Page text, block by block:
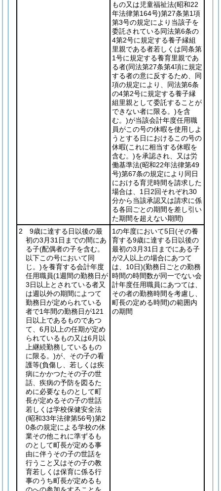
もの又は児童福祉法(昭和22
年法律第164号)第27条第1項
第3号の規定により当該子を
委託されている同法第6条の
4第2号に規定する養子縁組
里親である者若しくは同条第
1号に規定する養育里親であ
る者(同法第27条第4項に規定
する者の意に反するため、同
項の規定により、同法第6条
の4第2号に規定する養子縁
組里親として委託することが
できない者に限る。)を含
む。)が当該会計年度任用職
員がこの号の休暇を使用しよ
うとする日におけるこの号の
休暇(これに相当する休暇を
含む。)を承認され、又は労
働基準法(昭和22年法律第49
号)第67条の規定により同日
における育児時間を請求した
場合は、1日2回それぞれ30
分から当該承認又は請求に係
る各回ごとの期間を差し引い
た期間を超えない期間)
2 9歳に達する日以後の最
初の3月31日までの間にあ
る子(配偶者の子を含む。
以下この号において同
じ。)を養育する会計年度
任用職員(1週間の勤務日が
3日以上とされている者又
は週以外の期間によつて
勤務日が定められている
者で1年間の勤務日が121
日以上であるものであつ
て、6月以上の任期が定め
られているもの又は6月以
上継続勤務しているもの
に限る。)が、その子の看
護等(負傷し、若しくは疾
病にかかつたその子の世
話、疾病の予防を図るた
めに必要なものとして町
長が定めるその子の世話
若しくは学校保健安全法
(昭和33年法律第56号)第2
0条の規定による学校の休
業その他これに準ずるも
のとして町長が定める事
由に伴うその子の世話を
行うこと又はその子の教
育若しくは保育に係る行
事のうち町長が定めるも
1の年度において5日(その養
育する9歳に達する日以後の
最初の3月31日までにある子
が2人以上の場合にあつて
は、10日)(勤務日ごとの勤務
時間の時間数が同一でない会
計年度任用職員にあつては、
その者の勤務時間を考慮し、
町長の定める時間)の範囲内
の期間